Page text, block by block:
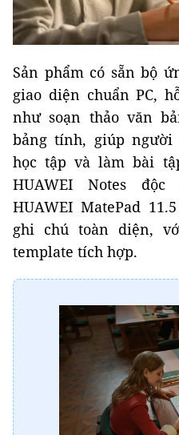
Sản phẩm có sẵn bộ
giao diện chuẩn PC,
như soạn thảo văn
bảng tính, giúp người
học tập và làm bài
HUAWEI Notes
HUAWEI MatePad
ghi chú toàn diện,
template tích hợp.